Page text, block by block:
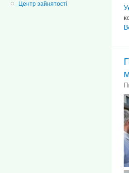
Центр зайнятості